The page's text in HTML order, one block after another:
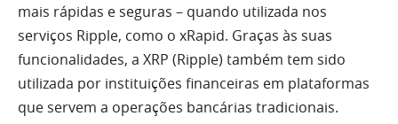
mais rápidas e seguras – quando utilizada nos
serviços Ripple, como o xRapid. Graças às suas
funcionalidades, a XRP (Ripple) também tem sido
utilizada por instituições financeiras em plataformas
que servem a operações bancárias tradicionais.